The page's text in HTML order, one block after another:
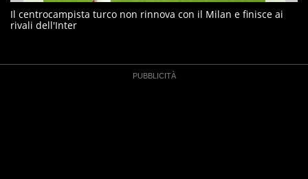
Il centrocampista turco non rinnova con il Milan e finisce ai
rivali dell'Inter